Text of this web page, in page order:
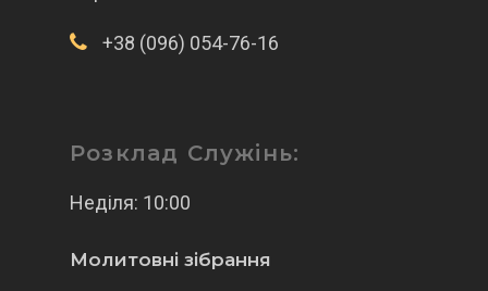
+38 (096) 054-76-16
Розклад Служінь:
Неділя: 10:00
Молитовні зібрання